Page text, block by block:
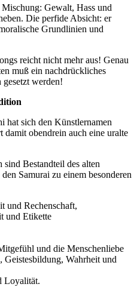
Gewalt, Hass und
Die perfide Absicht: er
Grundlinien und
reicht nicht mehr aus! Genau
muß ein nachdrückliches
werden!
hat sich den Künstlernamen
damit obendrein auch eine uralte
sind Bestandteil des alten
Samurai zu einem besonderen
und Rechenschaft,
und Etikette
und die Menschenliebe
Geistesbildung, Wahrheit und
Loyalität.